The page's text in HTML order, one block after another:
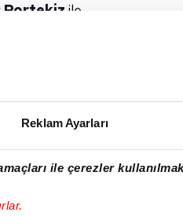
Reklam Ayarları
ile çerezler
Portekiz ile